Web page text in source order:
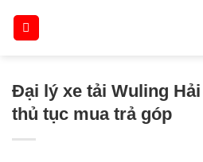
Đại lý xe tải Wuling
thủ tục mua trả góp